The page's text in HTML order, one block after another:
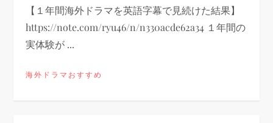
【１年間海外ドラマを英語字幕で見続けた結果】
https://note.com/ryu46/n/n330acde62a34 １年間の
実体験が ...
海外ドラマおすすめ